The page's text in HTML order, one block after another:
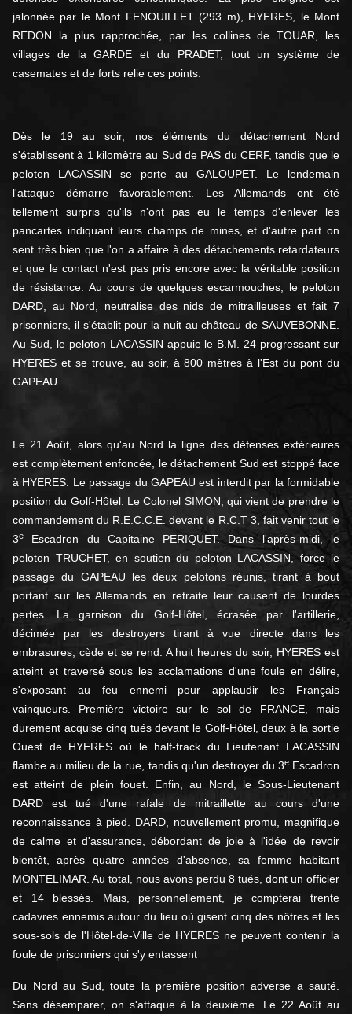
jalonnée par le Mont FENOUILLET (293 m), HYERES, le Mont
REDON la plus rapprochée, par les collines de TOUAR, les
villages de la GARDE et du PRADET, tout un système de
casemates et de forts relie ces points.
Dès le 19 au soir, nos éléments du détachement Nord
s'établissent à 1 kilomètre au Sud de PAS du CERF, tandis que le
peloton LACASSIN se porte au GALOUPET. Le lendemain
l'attaque démarre favorablement. Les Allemands ont été
tellement surpris qu'ils n'ont pas eu le temps d'enlever les
pancartes indiquant leurs champs de mines, et d'autre part on
sent très bien que l'on a affaire à des détachements retardateurs
et que le contact n'est pas pris encore avec la véritable position
de résistance. Au cours de quelques escarmouches, le peloton
DARD, au Nord, neutralise des nids de mitrailleuses et fait 7
prisonniers, il s'établit pour la nuit au château de SAUVEBONNE.
Au Sud, le peloton LACASSIN appuie le B.M. 24 progressant sur
HYERES et se trouve, au soir, à 800 mètres à l'Est du pont du
GAPEAU.
Le 21 Août, alors qu'au Nord la ligne des défenses extérieures
est complètement enfoncée, le détachement Sud est stoppé face
à HYERES. Le passage du GAPEAU est interdit par la formidable
position du Golf-Hôtel. Le Colonel SIMON, qui vient de prendre le
commandement du R.E.C.C.E. devant le R.C.T 3, fait venir tout le
3e
Escadron du Capitaine PERIQUET. Dans l'après-midi, le
peloton TRUCHET, en soutien du peloton LACASSIN, force le
passage du GAPEAU les deux pelotons réunis, tirant à bout
portant sur les Allemands en retraite leur causent de lourdes
pertes. La garnison du Golf-Hôtel, écrasée par l'artillerie,
décimée par les destroyers tirant à vue directe dans les
embrasures, cède et se rend. A huit heures du soir, HYERES est
atteint et traversé sous les acclamations d'une foule en délire,
s'exposant au feu ennemi pour applaudir les Français
vainqueurs. Première victoire sur le sol de FRANCE, mais
durement acquise cinq tués devant le Golf-Hôtel, deux à la sortie
Ouest de HYERES où le half-track du Lieutenant LACASSIN
flambe au milieu de la rue, tandis qu'un destroyer du 3eEscadron
est atteint de plein fouet. Enfin, au Nord, le Sous-Lieutenant
DARD est tué d'une rafale de mitraillette au cours d'une
reconnaissance à pied. DARD, nouvellement promu, magnifique
de calme et d'assurance, débordant de joie à l'idée de revoir
bientôt, après quatre années d'absence, sa femme habitant
MONTELIMAR. Au total, nous avons perdu 8 tués, dont un officier
et 14 blessés. Mais, personnellement, je compterai trente
cadavres ennemis autour du lieu où gisent cinq des nôtres et les
sous-sols de l'Hôtel-de-Ville de HYERES ne peuvent contenir la
foule de prisonniers qui s'y entassent
Du Nord au Sud, toute la première position adverse a sauté.
Sans désemparer, on s'attaque à la deuxième. Le 22 Août au